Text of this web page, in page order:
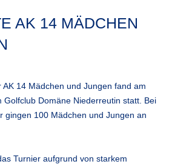
AK 14 MÄDCHEN
AK 14 Mädchen und Jungen fand am
Golfclub Domäne Niederreutin statt. Bei
gingen 100 Mädchen und Jungen an
Turnier aufgrund von starkem